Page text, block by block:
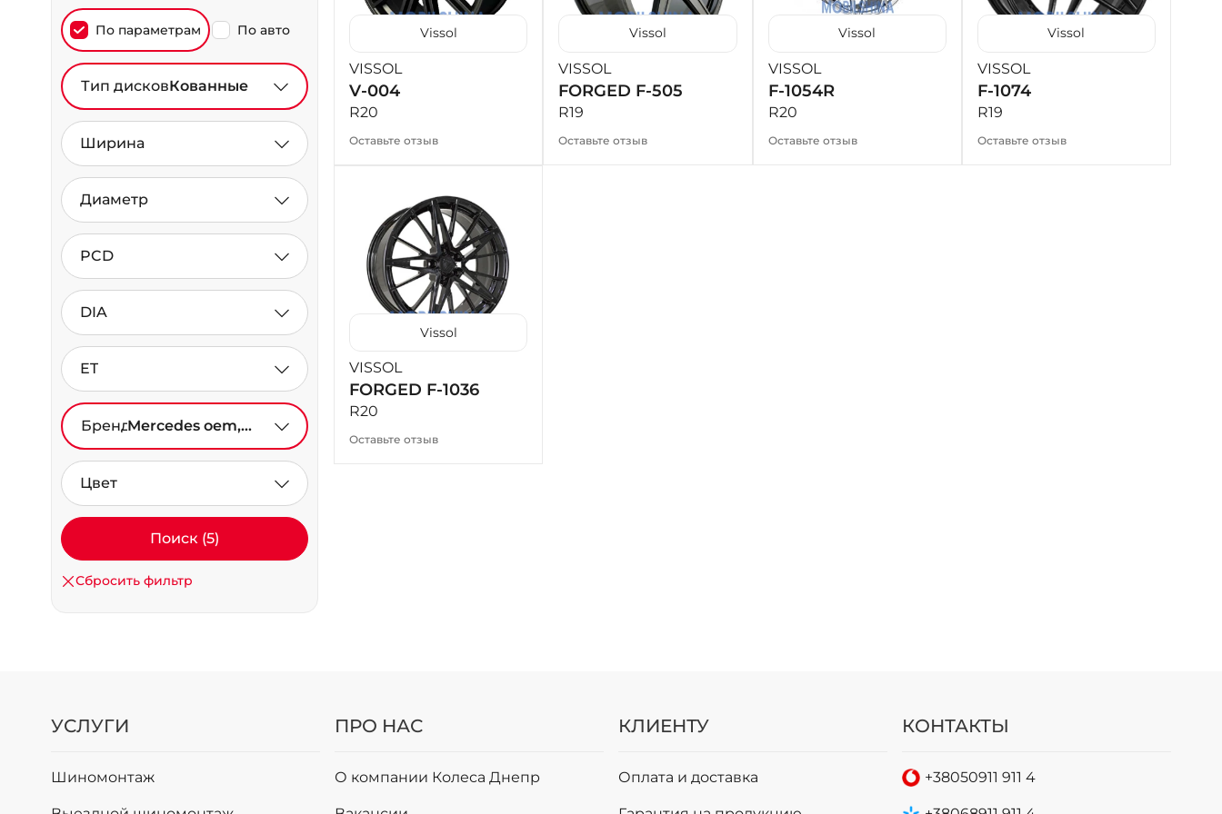
+38 (098) 911-911-4
- на Калиновой
- Донецкое шоссе
- Щепкина
По параметрам По авто
Тип дисковКованные
Ширина
Диаметр
PCD
DIA
ET
БрендMercedes oem,
Vissol
Цвет
Поиск (5)
Сбросить фильтр
Vissol
VISSOL
V-004
R20
Оставьте отзыв
Vissol
VISSOL
FORGED F-505
R19
Оставьте отзыв
Vissol
VISSOL
F-1054R
R20
Оставьте отзыв
Vissol
VISSOL
F-1074
R19
Оставьте отзыв
Vissol
VISSOL
FORGED F-1036
R20
Оставьте отзыв
УСЛУГИ
Шиномонтаж
ПРО НАС
О компании Колеса Днепр
КЛИЕНТУ
Оплата и доставка
КОНТАКТЫ
+38050911 911 4